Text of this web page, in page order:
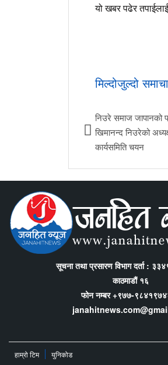
यो खबर पढेर
मिल्दोजुल्दो
निउरे समाज
खिमानन्द निउरेको
कार्यसमिति चयन
सूचना तथा प्रसारण विभाग दर्ता :
काठमाडौं १६
फोन नम्बर +९७७-
हाम्रो टिम युनिकोड